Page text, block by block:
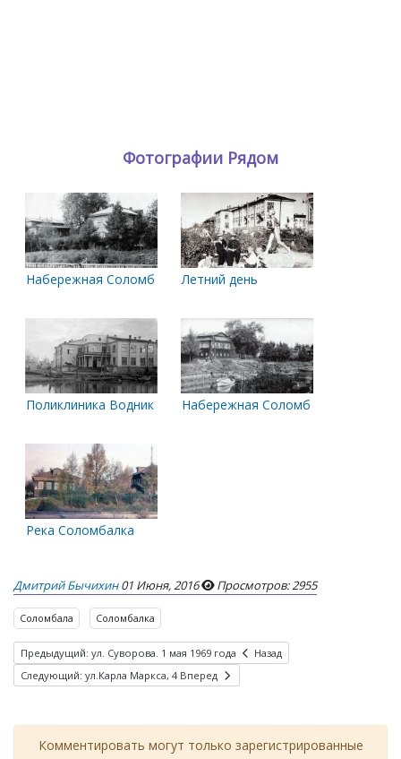
Фотографии Рядом
Набережная СоломбалкиЛетний день
Поликлиника Водников в Соломбале. 1961 год
Набережная Соломбалки
Река Соломбалка
Дмитрий Бычихин 01 Июня, 2016 Просмотров: 2955
Соломбала Соломбалка
Предыдущий: ул. Суворова. 1 мая 1969 года
Назад
Следующий: ул.Карла Маркса, 4 Вперед
Комментировать могут только зарегистрированные